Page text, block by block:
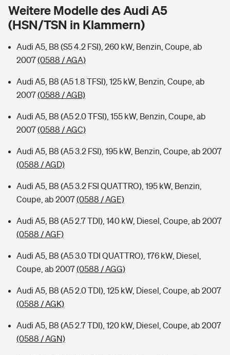
Tools
Wer versichert was: Jetzt Versicherer finden
Sie haben Fragen?
Handyversicherung
Musikinstrumentenversicherung
Zur Übersicht
Tools
Kinderunfall-Check: Mehr Sicherheit für deine Kids
Typklassen: So ist Ihr Auto eingestuft
Sie haben Fragen?
Rentenrechner: Wie viel Geld bekomme ich im Alter?
Weitere Modelle des Audi A5
(HSN/TSN in Klammern)
Audi A5, B8 (S5 4.2 FSI), 260 kW, Benzin, Coupe, ab
2007(0588 / AGA)
Audi A5, B8 (A5 1.8 TFSI), 125 kW, Benzin, Coupe, ab
2007(0588 / AGB)
Audi A5, B8 (A5 2.0 TFSI), 155 kW, Benzin, Coupe, ab
2007(0588 / AGC)
Audi A5, B8 (A5 3.2 FSI), 195 kW, Benzin, Coupe, ab 2007
(0588 / AGD)
Audi A5, B8 (A5 3.2 FSI QUATTRO), 195 kW, Benzin,
Coupe, ab 2007(0588 / AGE)
Audi A5, B8 (A5 2.7 TDI), 140 kW, Diesel, Coupe, ab 2007
(0588 / AGF)
Audi A5, B8 (A5 3.0 TDI QUATTRO), 176 kW, Diesel,
Coupe, ab 2007(0588 / AGG)
Audi A5, B8 (A5 2.0 TDI), 125 kW, Diesel, Coupe, ab 2007
(0588 / AGK)
Audi A5, B8 (A5 2.7 TDI), 120 kW, Diesel, Coupe, ab 2007
(0588 / AGN)